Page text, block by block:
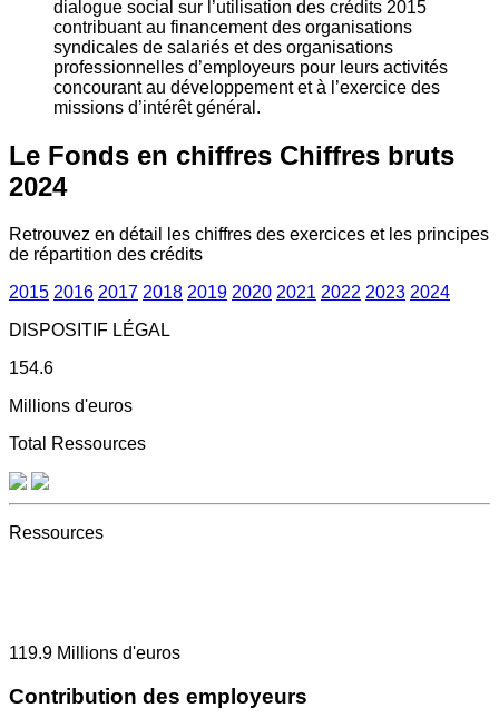
dialogue social sur l’utilisation des crédits 2015
contribuant au financement des organisations
syndicales de salariés et des organisations
professionnelles d’employeurs pour leurs activités
concourant au développement et à l’exercice des
missions d’intérêt général.
Le Fonds en chiffres Chiffres bruts
2024
Retrouvez en détail les chiffres des exercices et les principes
de répartition des crédits
2015 2016 2017 2018 2019 2020 2021 2022 2023 2024
DISPOSITIF LÉGAL
154.6
Millions d'euros
Total Ressources
Ressources
119.9 Millions d'euros
Contribution des employeurs